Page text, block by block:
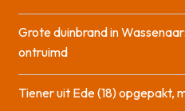
Grote duinbrand in
ontruimd
Tiener uit Ede (18) opgepakt,